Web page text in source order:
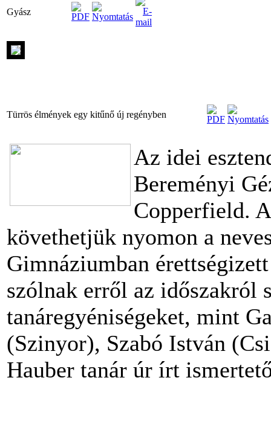
Gyász
Türrös élmények egy kitűnő új regényben
Az idei
Bereményi
Copperfield.
követhetjük nyomon a
Gimnáziumban
szólnak erről az időszakról
tanáregyéniségeket, mint
(Szinyor), Szabó István
Hauber tanár úr írt